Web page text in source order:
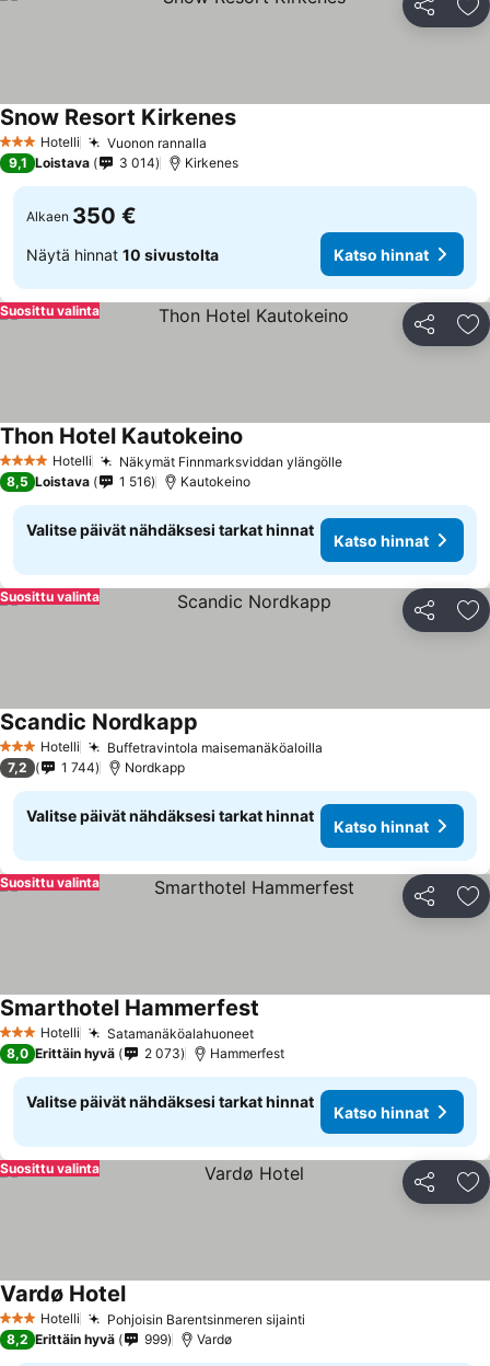
Jaa
3 Tähtiluokitus
Hotelli Vuonon rannalla
Snow Resort KirkenesKatso hinnat
9,1 Loistava 3 014 Kirkenes
Alkaen 350 €
Näytä hinnat 10 sivustolta Katso hinnat
Jaa
Suosittu valinta
4 Tähtiluokitus
Hotelli Näkymät Finnmarksviddan ylängölleKatso hinnat
Thon Hotel Kautokeino
8,5 Loistava 1 516 Kautokeino
Valitse päivät nähdäksesi tarkat hinnat
Katso hinnat
Jaa
Suosittu valinta
3 Tähtiluokitus
Hotelli Buffetravintola maisemanäköaloilla
Scandic Nordkapp
7,2 1 744 Nordkapp
Valitse päivät nähdäksesi tarkat hinnat
Katso hinnat
Jaa
Suosittu valinta
3 Tähtiluokitus
Hotelli SatamanäköalahuoneetKatso hinnat
Smarthotel Hammerfest
8,0 Erittäin hyvä 2 073 Hammerfest
Valitse päivät nähdäksesi tarkat hinnat
Katso hinnat
Jaa
Suosittu valinta
3 Tähtiluokitus
Hotelli Pohjoisin Barentsinmeren sijainti
Vardø HotelKatso hinnat
8,2 Erittäin hyvä 999 Vardø